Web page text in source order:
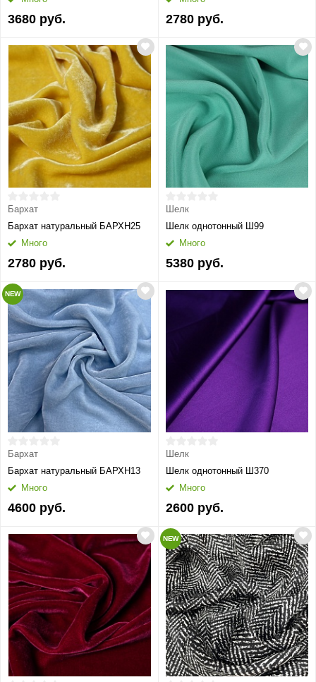
3680 руб. 2780 руб.
Бархат
Бархат натуральный БАРХН25
Много
2780 руб.
Шелк
Шелк однотонный Ш99
Много
5380 руб.
NEW
Бархат
Бархат натуральный БАРХН13
Много
4600 руб.
Шелк
Шелк однотонный Ш370
Много
2600 руб.
NEW